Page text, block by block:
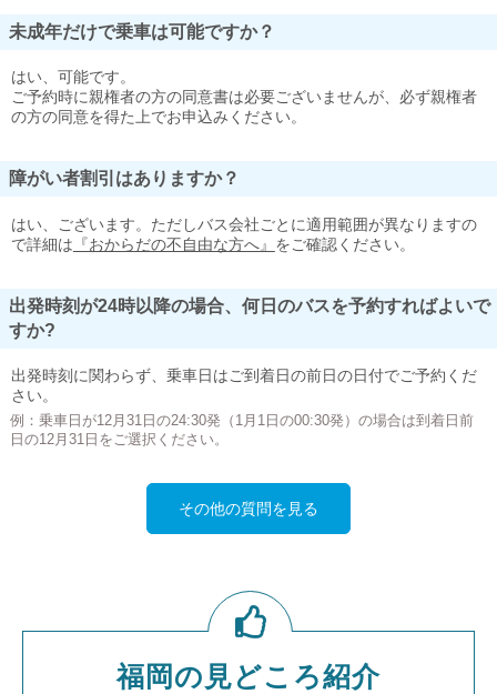
未成年だけで乗車は可能ですか？
はい、可能です。
ご予約時に親権者の方の同意書は必要ございませんが、必ず親権者
の方の同意を得た上でお申込みください。
障がい者割引はありますか？
はい、ございます。ただしバス会社ごとに適用範囲が異なりますの
で詳細は 『おからだの不自由な方へ』 をご確認ください。
出発時刻が24時以降の場合、何日のバスを予約すればよいで
すか?
出発時刻に関わらず、乗車日はご到着日の前日の日付でご予約くだ
さい。
例：乗車日が12月31日の24:30発（1月1日の00:30発）の場合は到着日前
日の12月31日をご選択ください。
その他の質問を見る
福岡の見どころ紹介